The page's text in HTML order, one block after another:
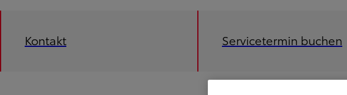
Kontakt Servicetermin buchen